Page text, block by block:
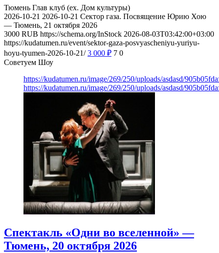
Тюмень Глав клуб (ex. Дом культуры)
2026-10-21 2026-10-21 Сектор газа. Посвящение Юрию Хою
— Тюмень, 21 октября 2026
3000 RUB https://schema.org/InStock 2026-08-03T03:42:00+03:00
https://kudatumen.ru/event/sektor-gaza-posvyascheniyu-yuriyu-
hoyu-tyumen-2026-10-21/ 3 000 ₽ 7 0
Советуем Шоу
https://kudatumen.ru/image/269/250/uploads/asdasd/
https://kudatumen.ru/image/269/250/uploads/asdasd/
Спектакль «Одни во вселенной» —
Тюмень, 20 октября 2026